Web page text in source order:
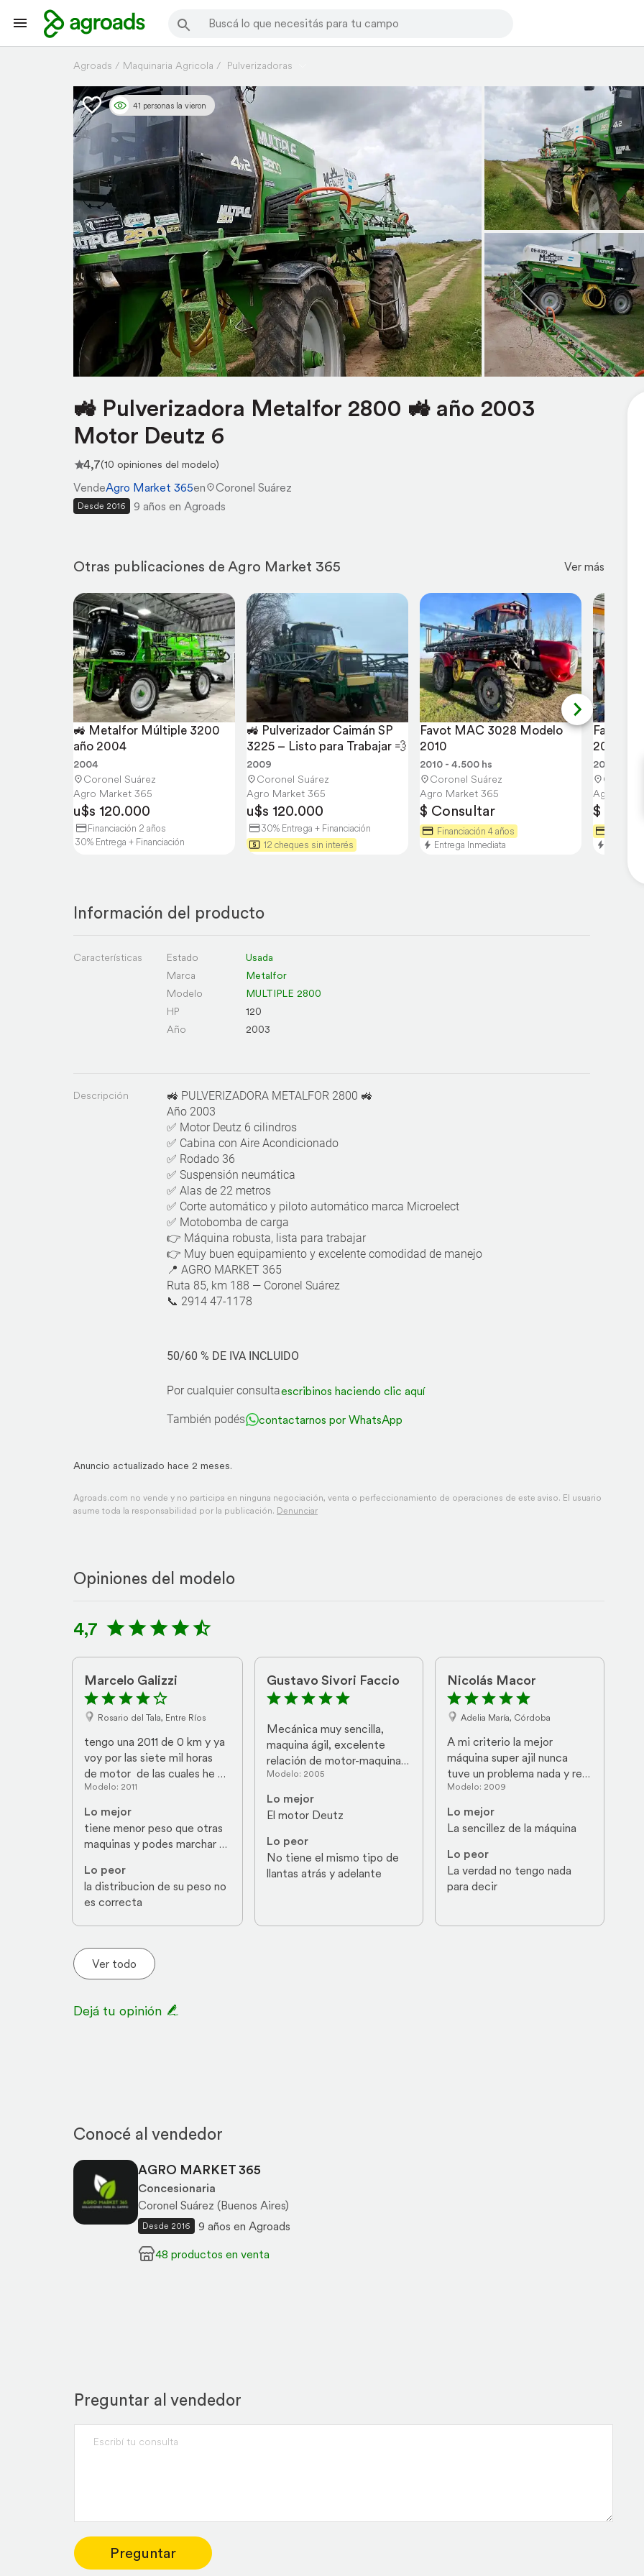
Agroads Maquinaria Agricola Pulverizadoras
41 personas la vieron
🚜 Pulverizadora Metalfor 2800 🚜 año 2003
Motor Deutz 6
4,7(10 opiniones del modelo)
VendeAgro Market 365en Coronel Suárez
Desde 2016 9 años en Agroads
Otras publicaciones de Agro Market 365 Ver más
🚜 Metalfor Múltiple 3200
año 2004
2004
Coronel Suárez
Agro Market 365
u$s 120.000
Financiación 2 años
30% Entrega + Financiación
🚜 Pulverizador Caimán SP
3225 – Listo para Trabajar 💨
2009
Coronel Suárez
Agro Market 365
u$s 120.000
30% Entrega + Financiación
12 cheques sin interés
Favot MAC 3028 Modelo
2010
2010 - 4.500 hs
Coronel Suárez
Agro Market 365
$ Consultar
Financiación 4 años
Entrega Inmediata
Favot
2012 🔴
2012 -
Coronel
Agro
$
Información del producto
Características Estado
Usada
Marca
Metalfor
Modelo
MULTIPLE 2800
HP
120
Año
2003
Descripción
🚜 PULVERIZADORA METALFOR 2800 🚜
Año 2003
✅ Motor Deutz 6 cilindros
✅ Cabina con Aire Acondicionado
✅ Rodado 36
✅ Suspensión neumática
✅ Alas de 22 metros
✅ Corte automático y piloto automático marca Microelect
✅ Motobomba de carga
👉 Máquina robusta, lista para trabajar
👉 Muy buen equipamiento y excelente comodidad de manejo
📍 AGRO MARKET 365
Ruta 85, km 188 — Coronel Suárez
📞 2914 47-1178
50/60 % DE IVA INCLUIDO
Por cualquier consultaescribinos haciendo clic aquí
También podés contactarnos por WhatsApp
Anuncio actualizado hace 2 meses.
Agroads.com no vende y no participa en ninguna negociación, venta o perfeccionamiento de operaciones de este aviso. El usuario
asume toda la responsabilidad por la publicación. Denunciar
Opiniones del modelo
4,7
Marcelo Galizzi
Rosario del Tala, Entre Ríos
tengo una 2011 de 0 km y ya
voy por las siete mil horas
de motor  de las cuales he
echo muchas hectareas con
poco mantenimiento y poco
combustible  es para mi muy
versatil  en relacion costo
beneficio...
Modelo: 2011
Lo mejor
tiene menor peso que otras
maquinas y podes marchar
Lo peor
la distribucion de su peso no
es correcta
Gustavo Sivori Faccio
Mecánica muy sencilla,
maquina ágil, excelente
relación de motor-maquina
y económica para reparar.
Modelo: 2005
Lo mejor
El motor Deutz
Lo peor
No tiene el mismo tipo de
llantas atrás y adelante
Nicolás Macor
Adelia María, Córdoba
A mi criterio la mejor
máquina super ajil nunca
tuve un problema nada y re
sencilla y robusta
Modelo: 2009
Lo mejor
La sencillez de la máquina
Lo peor
La verdad no tengo nada
para decir
Ver todo
Dejá tu opinión
Conocé al vendedor
AGRO MARKET 365
Concesionaria
Coronel Suárez (Buenos Aires)
Desde 2016
9 años en Agroads
48 productos en venta
Preguntar al vendedor
Preguntar